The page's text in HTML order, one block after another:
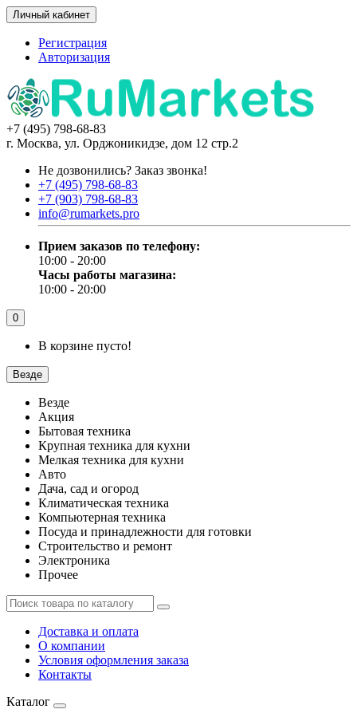
Личный кабинет
Регистрация
Авторизация
+7 (495) 798-68-83
г. Москва, ул. Орджоникидзе, дом 12 стр.2
Не дозвонились? Заказ звонка!
+7 (495) 798-68-83
+7 (903) 798-68-83
info@rumarkets.pro
Прием заказов по телефону:
10:00 - 20:00
Часы работы магазина:
10:00 - 20:00
0
В корзине пусто!
Везде
Везде
Акция
Бытовая техника
Крупная техника для кухни
Мелкая техника для кухни
Авто
Дача, сад и огород
Климатическая техника
Компьютерная техника
Посуда и принадлежности для готовки
Строительство и ремонт
Электроника
Прочее
Доставка и оплата
О компании
Условия оформления заказа
Контакты
Каталог